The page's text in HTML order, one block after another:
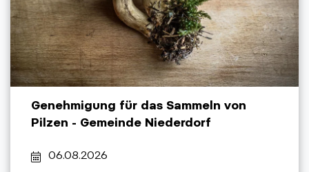
Genehmigung für das Sammeln von
Pilzen - Gemeinde Niederdorf
06.08.2026